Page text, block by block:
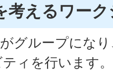
考えるワー
グループにな
ィを行います